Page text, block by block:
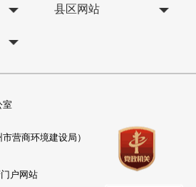
县区网站
室
营商环境建设局）
户网站